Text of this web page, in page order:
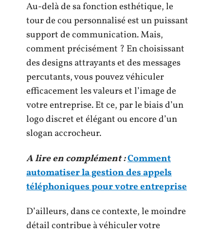
Au-delà de sa fonction esthétique, le
tour de cou personnalisé est un puissant
support de communication. Mais,
comment précisément ? En choisissant
des designs attrayants et des messages
percutants, vous pouvez véhiculer
efficacement les valeurs et l’image de
votre entreprise. Et ce, par le biais d’un
logo discret et élégant ou encore d’un
slogan accrocheur.
A lire en complément :Comment
automatiser la gestion des appels
téléphoniques pour votre entreprise
D’ailleurs, dans ce contexte, le moindre
détail contribue à véhiculer votre